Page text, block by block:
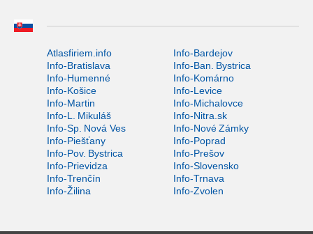
Atlasfiriem.info
Info-Bardejov
Info-Bratislava
Info-Ban. Bystrica
Info-Humenné
Info-Komárno
Info-Košice
Info-Levice
Info-Martin
Info-Michalovce
Info-L. Mikuláš
Info-Nitra.sk
Info-Sp. Nová Ves
Info-Nové Zámky
Info-Piešťany
Info-Poprad
Info-Pov. Bystrica
Info-Prešov
Info-Prievidza
Info-Slovensko
Info-Trenčín
Info-Trnava
Info-Žilina
Info-Zvolen